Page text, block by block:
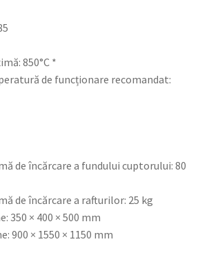
850°C *
de funcționare recomandat:
de încărcare a fundului cuptorului: 80
de încărcare a rafturilor: 25 kg
350 × 400 × 500 mm
900 × 1550 × 1150 mm